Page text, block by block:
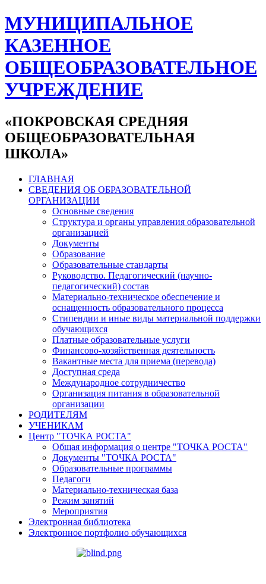
МУНИЦИПАЛЬНОЕ
КАЗЕННОЕ
ОБЩЕОБРАЗОВАТЕЛЬНОЕ
УЧРЕЖДЕНИЕ
«ПОКРОВСКАЯ СРЕДНЯЯ
ОБЩЕОБРАЗОВАТЕЛЬНАЯ
ШКОЛА»
ГЛАВНАЯ
СВЕДЕНИЯ ОБ ОБРАЗОВАТЕЛЬНОЙ
ОРГАНИЗАЦИИ
Основные сведения
Структура и органы управления образовательной
организацией
Документы
Образование
Образовательные стандарты
Руководство. Педагогический (научно-
педагогический) состав
Материально-техническое обеспечение и
оснащенность образовательного процесса
Стипендии и иные виды материальной поддержки
обучающихся
Платные образовательные услуги
Финансово-хозяйственная деятельность
Вакантные места для приема (перевода)
Доступная среда
Международное сотрудничество
Организация питания в образовательной
организации
РОДИТЕЛЯМ
УЧЕНИКАМ
Центр "ТОЧКА РОСТА"
Общая информация о центре "ТОЧКА РОСТА"
Документы "ТОЧКА РОСТА"
Образовательные программы
Педагоги
Материально-техническая база
Режим занятий
Мероприятия
Электронная библиотека
Электронное портфолио обучающихся